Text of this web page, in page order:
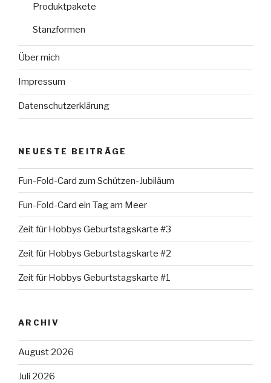
Produktpakete
Stanzformen
Über mich
Impressum
Datenschutzerklärung
NEUESTE BEITRÄGE
Fun-Fold-Card zum Schützen-Jubiläum
Fun-Fold-Card ein Tag am Meer
Zeit für Hobbys Geburtstagskarte #3
Zeit für Hobbys Geburtstagskarte #2
Zeit für Hobbys Geburtstagskarte #1
ARCHIV
August 2026
Juli 2026